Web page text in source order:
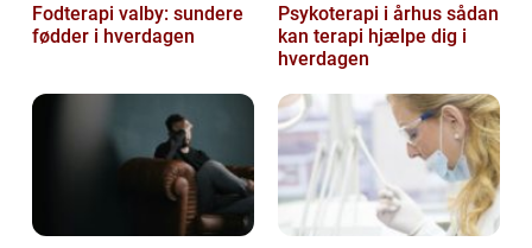
Fodterapi valby: sundere
fødder i hverdagen
Psykoterapi i århus sådan
kan terapi hjælpe dig i
hverdagen